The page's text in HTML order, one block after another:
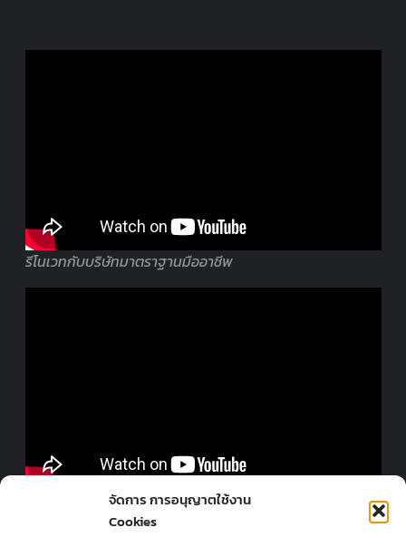
จัดการ การอนุญาตใช้งาน
Cookies
รีโนเวทกับบริษัทมาตราฐานมืออาชีพ
ออกแบบร้านโดยมืออาชีพ